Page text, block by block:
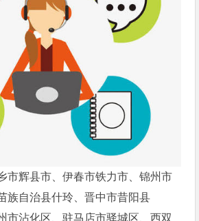
市辉县市、伊春市铁力市、锦州市
族自治县什玲、晋中市昔阳县
市沾化区、驻马店市驿城区、西双